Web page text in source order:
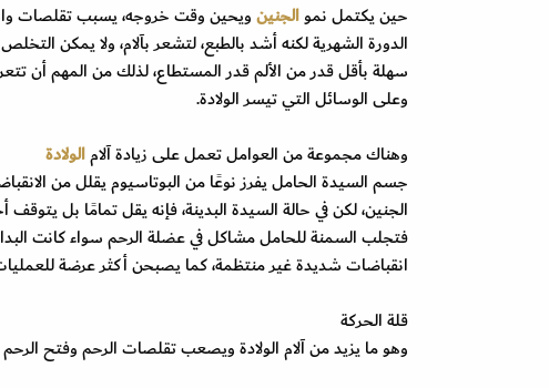
حين يكتمل نموالجنينويحين وقت خروجه، يسبب تقلصات
الدورة الشهرية لكنه أشد بالطبع، لتشعر بآلام، ولا يمكن
سهلة بأقل قدر من الألم قدر المستطاع، لذلك من المهم أن
وعلى الوسائل التي تيسر الولادة.
وهناك مجموعة من العوامل تعمل على زيادة آلامالولادة
جسم السيدة الحامل يفرز نوعًا من البوتاسيوم يقلل من
الجنين، لكن في حالة السيدة البدينة، فإنه يقل تمامًا بل
فتجلب السمنة للحامل مشاكل في عضلة الرحم سواء كانت
انقباضات شديدة غير منتظمة، كما يصبحن أكثر عرضة
قلة الحركة
وهو ما يزيد من آلام الولادة ويصعب تقلصات الرحم وفتح